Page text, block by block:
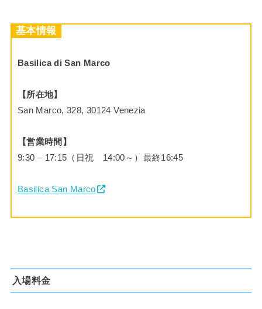
基本情報
Basilica di San Marco
【所在地】
San Marco, 328, 30124 Venezia
【営業時間】
9:30 – 17:15（日祝 14:00～）最終16:45
Basilica San Marco
入場料金